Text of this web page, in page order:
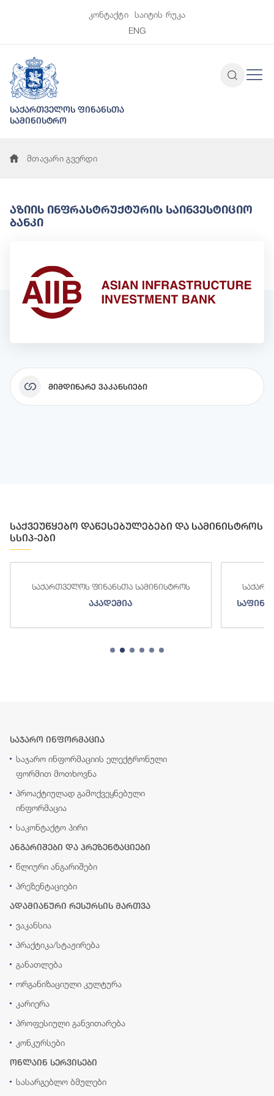
კონტაქტი
საიტის რუკა
ENG
საქართველოს ფინანსთა
სამინისტრო
მთავარი გვერდი
Აზიის Ინფრასტრუქტურის Საინვესტიციო
Ბანკი
Მიმდინარე Ვაკანსიები
საქვეუწყებო დაწესებულებები და სამინისტროს
სსიპ-ები
საქართველოს ფინანსთა სამინისტროს
აკადემია
საჯარო ინფორმაცია
საჯარო ინფორმაციის ელექტრონული
ფორმით მოთხოვნა
პროაქტიულად გამოქვეყნებული
ინფორმაცია
საკონტაქტო პირი
ანგარიშები და პრეზენტაციები
წლიური ანგარიშები
პრეზენტაციები
ადამიანური რესურსის მართვა
ვაკანსია
პრაქტიკა/სტაჟირება
განათლება
ორგანიზაციული კულტურა
კარიერა
პროფესიული განვითარება
კონკურსები
ონლაინ სერვისები
სასარგებლო ბმულები